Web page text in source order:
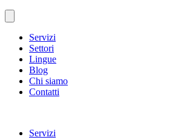
Servizi
Settori
Lingue
Blog
Chi siamo
Contatti
Servizi